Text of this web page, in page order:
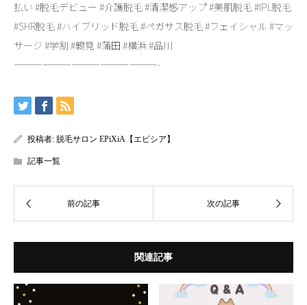
払い #脱毛デビュー #介護脱毛 #清潔感アップ #美肌脱毛 #IPL脱毛
#SHR脱毛 #ハイブリッド脱毛 #ペガサス脱毛 #フェイシャル #マッ
サージ #学割 #鶴見 #蒲田 #横浜 #品川
———————————————-
投稿者: 脱毛サロン EPiXiA【エピシア】
記事一覧
関連記事